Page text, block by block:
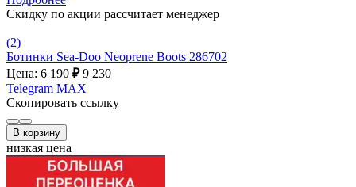
Скидку по акции рассчитает менеджер
(2)
Ботинки Sea-Doo Neoprene Boots 286702
Цена: 6 190 ₽ 9 230
Telegram MAX
Скопировать ссылку
В корзину
низкая цена